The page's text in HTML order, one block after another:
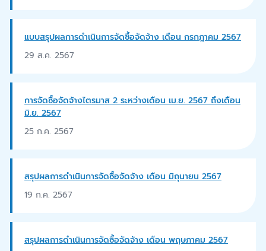
แบบสรุปผลการดำเนินการจัดซื้อจัดจ้าง เดือน กรกฎาคม 2567
29 ส.ค. 2567
การจัดซื้อจัดจ้างไตรมาส 2 ระหว่างเดือน เม.ย. 2567 ถึงเดือน
มิ.ย. 2567
25 ก.ค. 2567
สรุปผลการดำเนินการจัดซื้อจัดจ้าง เดือน มิถุนายน 2567
19 ก.ค. 2567
สรุปผลการดำเนินการจัดซื้อจัดจ้าง เดือน พฤษภาคม 2567